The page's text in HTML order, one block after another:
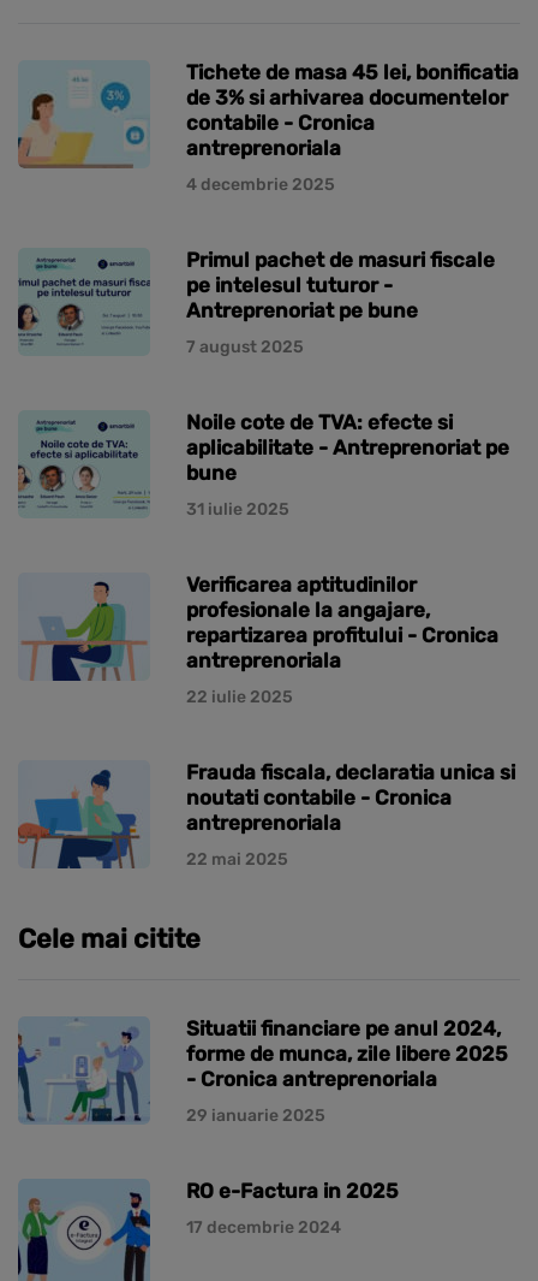
Tichete de masa 45 lei, bonificatia
de 3% si arhivarea documentelor
contabile - Cronica
antreprenoriala
4 decembrie 2025
Primul pachet de masuri fiscale
pe intelesul tuturor -
Antreprenoriat pe bune
7 august 2025
Noile cote de TVA: efecte si
aplicabilitate - Antreprenoriat pe
bune
31 iulie 2025
Verificarea aptitudinilor
profesionale la angajare,
repartizarea profitului - Cronica
antreprenoriala
22 iulie 2025
Frauda fiscala, declaratia unica si
noutati contabile - Cronica
antreprenoriala
22 mai 2025
Cele mai citite
Situatii financiare pe anul 2024,
forme de munca, zile libere 2025
- Cronica antreprenoriala
29 ianuarie 2025
RO e-Factura in 2025
17 decembrie 2024